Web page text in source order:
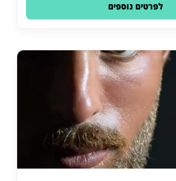
לפרטים נוספים